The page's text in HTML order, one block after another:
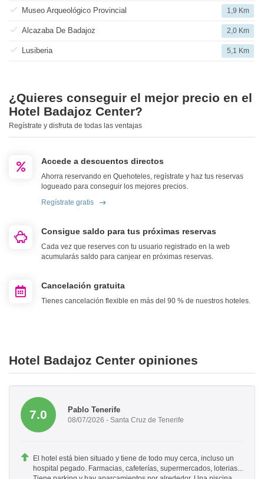
Museo Arqueológico Provincial 1,9 Km
Alcazaba De Badajoz 2,0 Km
Lusiberia 5,1 Km
¿Quieres conseguir el mejor precio en el
Hotel Badajoz Center?
Regístrate y disfruta de todas las ventajas
Accede a descuentos directos
Ahorra reservando en Quehoteles, regístrate y haz tus reservas
logueado para conseguir los mejores precios.
Regístrate gratis
Consigue saldo para tus próximas reservas
Cada vez que reserves con tu usuario registrado en la web
acumularás saldo para canjear en próximas reservas.
Cancelación gratuita
Tienes cancelación flexible en más del 90 % de nuestros hoteles.
Hotel Badajoz Center opiniones
7.0 Pablo Tenerife
08/07/2026 - Santa Cruz de Tenerife
El hotel está bien situado y tiene de todo muy cerca, incluso un
hospital pegado. Farmacias, cafeterías, supermercados, loterias...